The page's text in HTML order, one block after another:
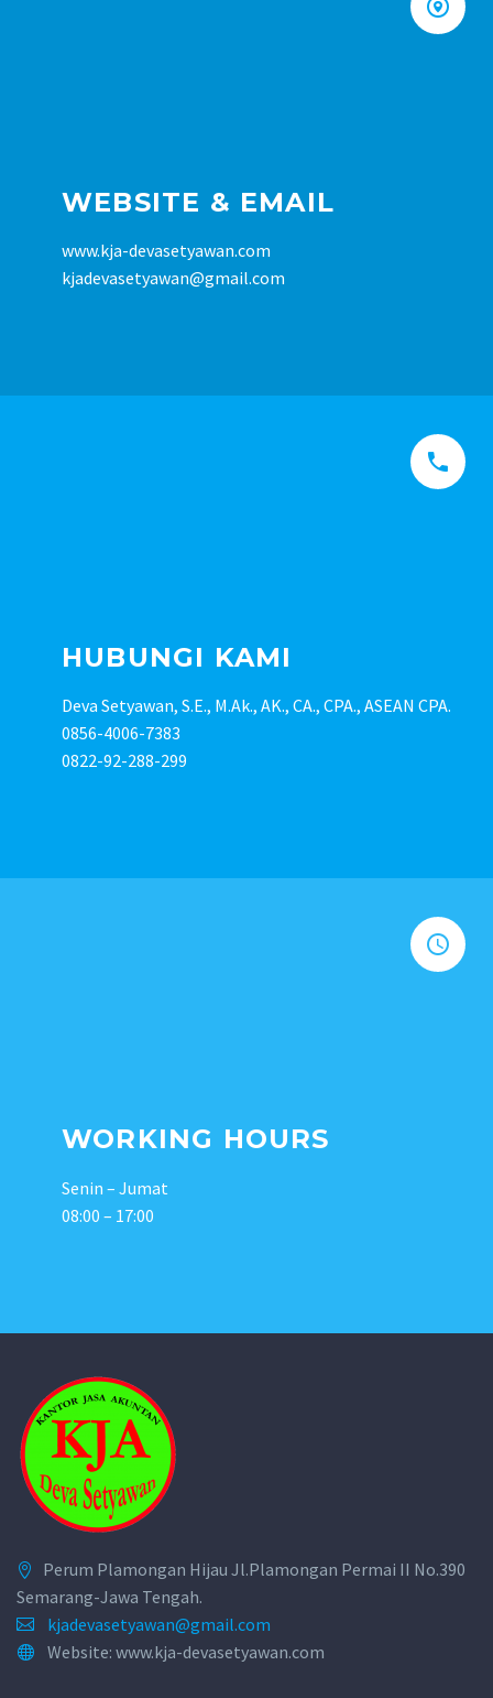


WEBSITE & EMAIL
www.kja-devasetyawan.com
kjadevasetyawan@gmail.com


HUBUNGI KAMI
Deva Setyawan, S.E., M.Ak., AK., CA., CPA., ASEAN CPA.
0856-4006-7383
0822-92-288-299


WORKING HOURS
Senin – Jumat
08:00 – 17:00
Perum Plamongan Hijau Jl.Plamongan Permai II No.390
Semarang-Jawa Tengah.
kjadevasetyawan@gmail.com
Website: www.kja-devasetyawan.com